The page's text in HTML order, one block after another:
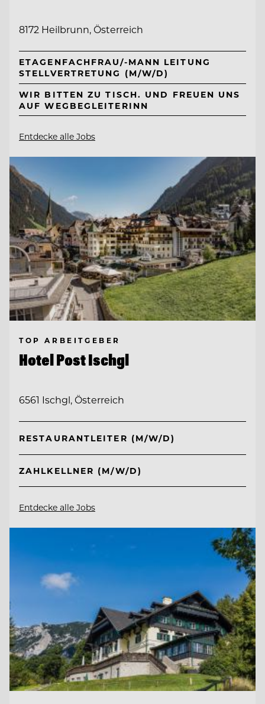
8172 Heilbrunn, Österreich
ETAGENFACHFRAU/-MANN LEITUNG
STELLVERTRETUNG (M/W/D)
WIR BITTEN ZU TISCH. UND FREUEN UNS
AUF WEGBEGLEITERINN
Entdecke alle Jobs
TOP ARBEITGEBER
Hotel Post Ischgl
6561 Ischgl, Österreich
RESTAURANTLEITER (M/W/D)
ZAHLKELLNER (M/W/D)
Entdecke alle Jobs